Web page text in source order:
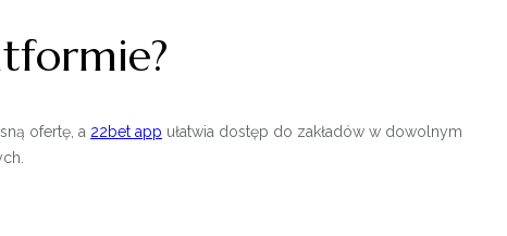
ofertę, a 22bet app ułatwia dostęp do zakładów w dowolnym